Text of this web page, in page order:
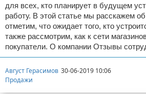
для всех, кто планирует в будущем
работу. В этой статье мы расскажем
отметим, что ожидает того, кто
также рассмотрим, как к сети
покупатели. О компании Отзывы
Август Герасимов 30-06-2019 10:06
Продажи